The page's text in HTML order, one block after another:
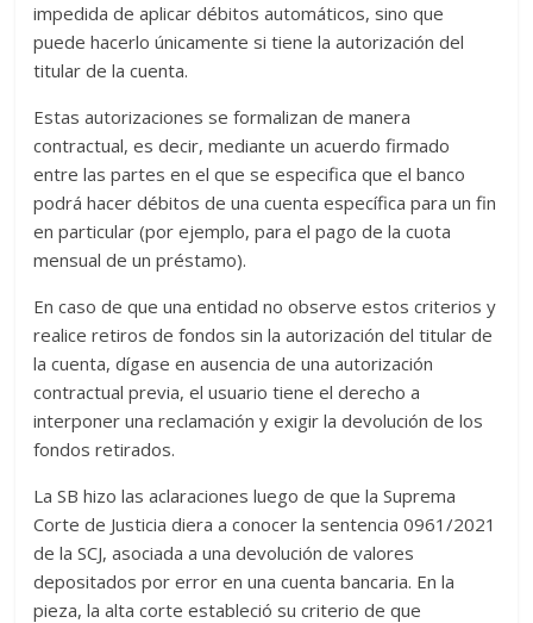
impedida de aplicar débitos automáticos, sino que
puede hacerlo únicamente si tiene la autorización del
titular de la cuenta.
Estas autorizaciones se formalizan de manera
contractual, es decir, mediante un acuerdo firmado
entre las partes en el que se especifica que el banco
podrá hacer débitos de una cuenta específica para un fin
en particular (por ejemplo, para el pago de la cuota
mensual de un préstamo).
En caso de que una entidad no observe estos criterios y
realice retiros de fondos sin la autorización del titular de
la cuenta, dígase en ausencia de una autorización
contractual previa, el usuario tiene el derecho a
interponer una reclamación y exigir la devolución de los
fondos retirados.
La SB hizo las aclaraciones luego de que la Suprema
Corte de Justicia diera a conocer la sentencia 0961/2021
de la SCJ, asociada a una devolución de valores
depositados por error en una cuenta bancaria. En la
pieza, la alta corte estableció su criterio de que